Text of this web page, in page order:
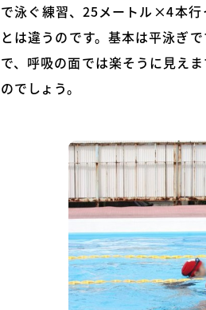
で泳ぐ練習、25メートル×4本行
とは違うのです。基本は平泳ぎ
で、呼吸の面では楽そうに見え
のでしょう。